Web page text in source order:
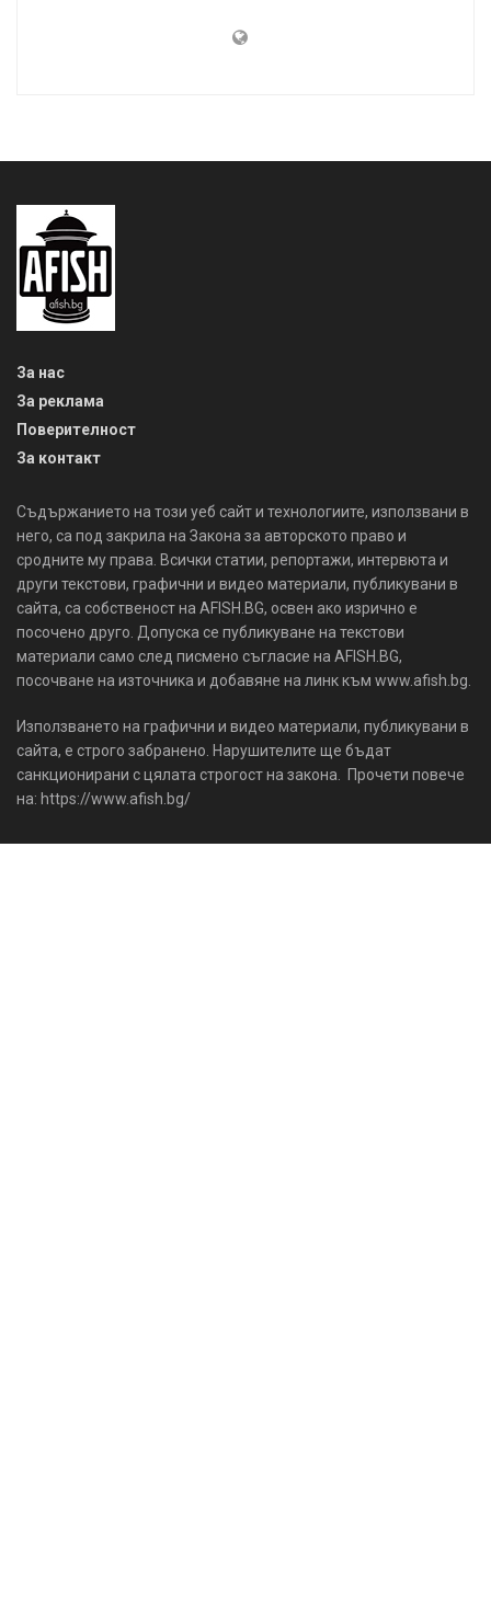
За нас
За реклама
Поверителност
За контакт
Съдържанието на този уеб сайт и технологиите, използвани в
него, са под закрила на Закона за авторското право и
сродните му права. Всички статии, репортажи, интервюта и
други текстови, графични и видео материали, публикувани в
сайта, са собственост на AFISH.BG, освен ако изрично е
посочено друго. Допуска се публикуване на текстови
материали само след писмено съгласие на AFISH.BG,
посочване на източника и добавяне на линк към www.afish.bg.
Използването на графични и видео материали, публикувани в
сайта, е строго забранено. Нарушителите ще бъдат
санкционирани с цялата строгост на закона. Прочети повече
на: https://www.afish.bg/